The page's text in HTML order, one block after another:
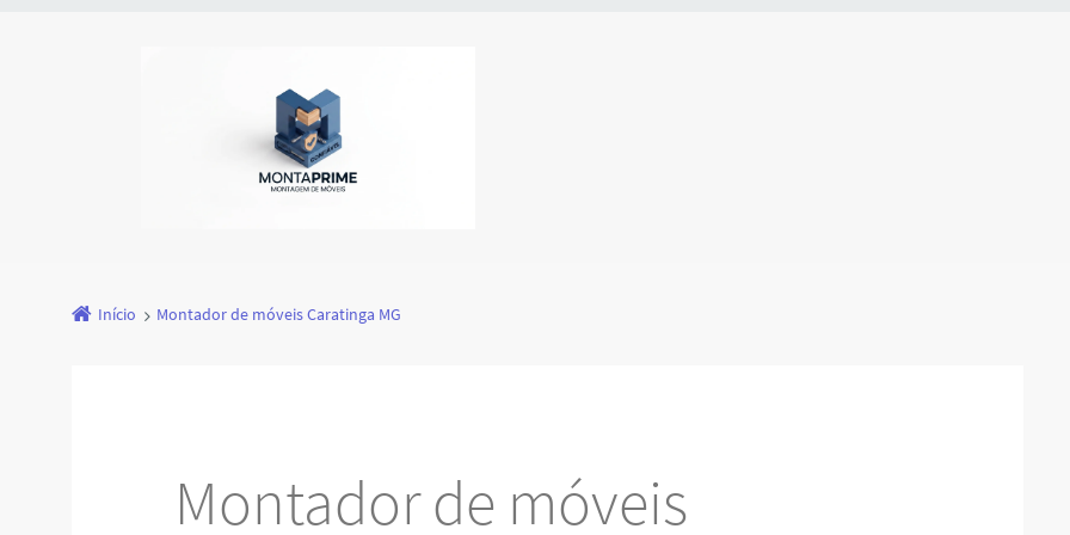
Início Montador de móveis Caratinga MG
Montador de móveis